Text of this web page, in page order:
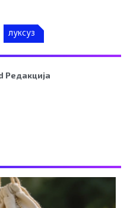
луксуз
Редакција